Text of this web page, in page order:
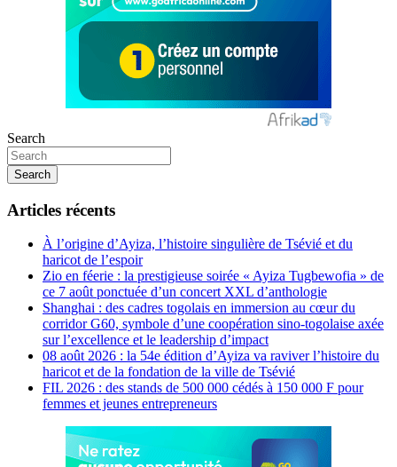
Search
Search
Articles récents
À l’origine d’Ayiza, l’histoire singulière de Tsévié et du
haricot de l’espoir
Zio en féerie : la prestigieuse soirée « Ayiza Tugbewofia » de
ce 7 août ponctuée d’un concert XXL d’anthologie
Shanghai : des cadres togolais en immersion au cœur du
corridor G60, symbole d’une coopération sino-togolaise axée
sur l’excellence et le leadership d’impact
08 août 2026 : la 54e édition d’Ayiza va raviver l’histoire du
haricot et de la fondation de la ville de Tsévié
FIL 2026 : des stands de 500 000 cédés à 150 000 F pour
femmes et jeunes entrepreneurs